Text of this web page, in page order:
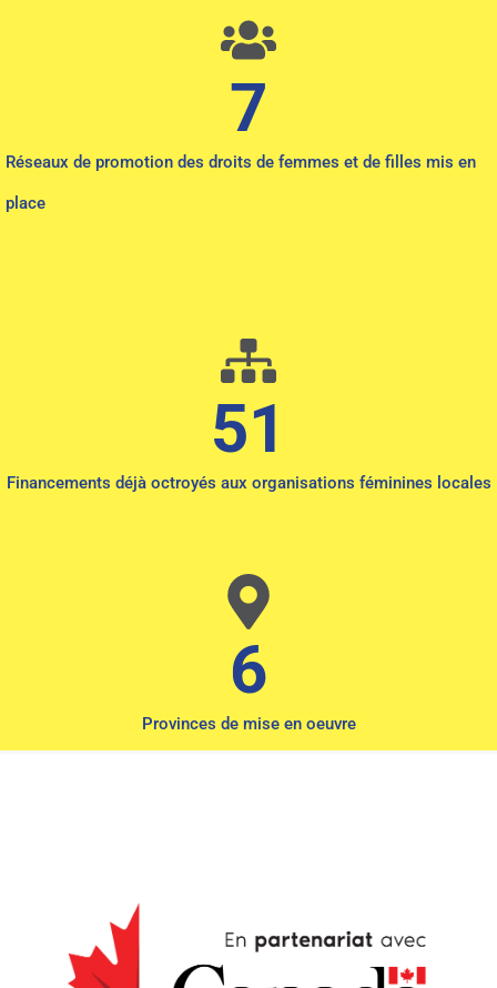
Provinces de mise en oeuvre
6
Financements déjà octroyés aux organisations féminines locales
51
Réseaux de promotion des droits de femmes et de filles mis en
place
7